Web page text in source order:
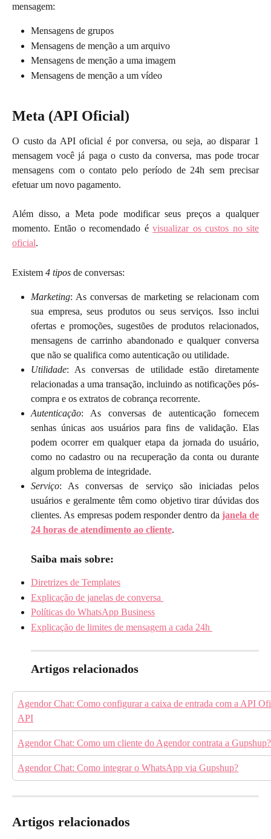
mensagem:
Mensagens de grupos
Mensagens de menção a um arquivo
Mensagens de menção a uma imagem
Mensagens de menção a um vídeo
Meta (API Oficial)
O custo da API oficial é por conversa, ou seja, ao disparar 1
mensagem você já paga o custo da conversa, mas pode trocar
mensagens com o contato pelo período de 24h sem precisar
efetuar um novo pagamento.
Além disso, a Meta pode modificar seus preços a qualquer
momento. Então o recomendado évisualizar os custos no site
oficial.
Existem 4 tipos de conversas:
Marketing: As conversas de marketing se relacionam com
sua empresa, seus produtos ou seus serviços. Isso inclui
ofertas e promoções, sugestões de produtos relacionados,
mensagens de carrinho abandonado e qualquer conversa
que não se qualifica como autenticação ou utilidade.
Utilidade: As conversas de utilidade estão diretamente
relacionadas a uma transação, incluindo as notificações pós-
compra e os extratos de cobrança recorrente.
Autenticação: As conversas de autenticação fornecem
senhas únicas aos usuários para fins de validação. Elas
podem ocorrer em qualquer etapa da jornada do usuário,
como no cadastro ou na recuperação da conta ou durante
algum problema de integridade.
Serviço: As conversas de serviço são iniciadas pelos
usuários e geralmente têm como objetivo tirar dúvidas dos
clientes. As empresas podem responder dentro da janela de
24 horas de atendimento ao cliente.
Saiba mais sobre:
Diretrizes de Templates
Explicação de janelas de conversa
Políticas do WhatsApp Business
Explicação de limites de mensagem a cada 24h
Artigos relacionados
Agendor Chat: Como configurar a caixa de entrada com a API
API
Agendor Chat: Como um cliente do Agendor contrata a Gupshup?
Agendor Chat: Como integrar o WhatsApp via Gupshup?
Artigos relacionados